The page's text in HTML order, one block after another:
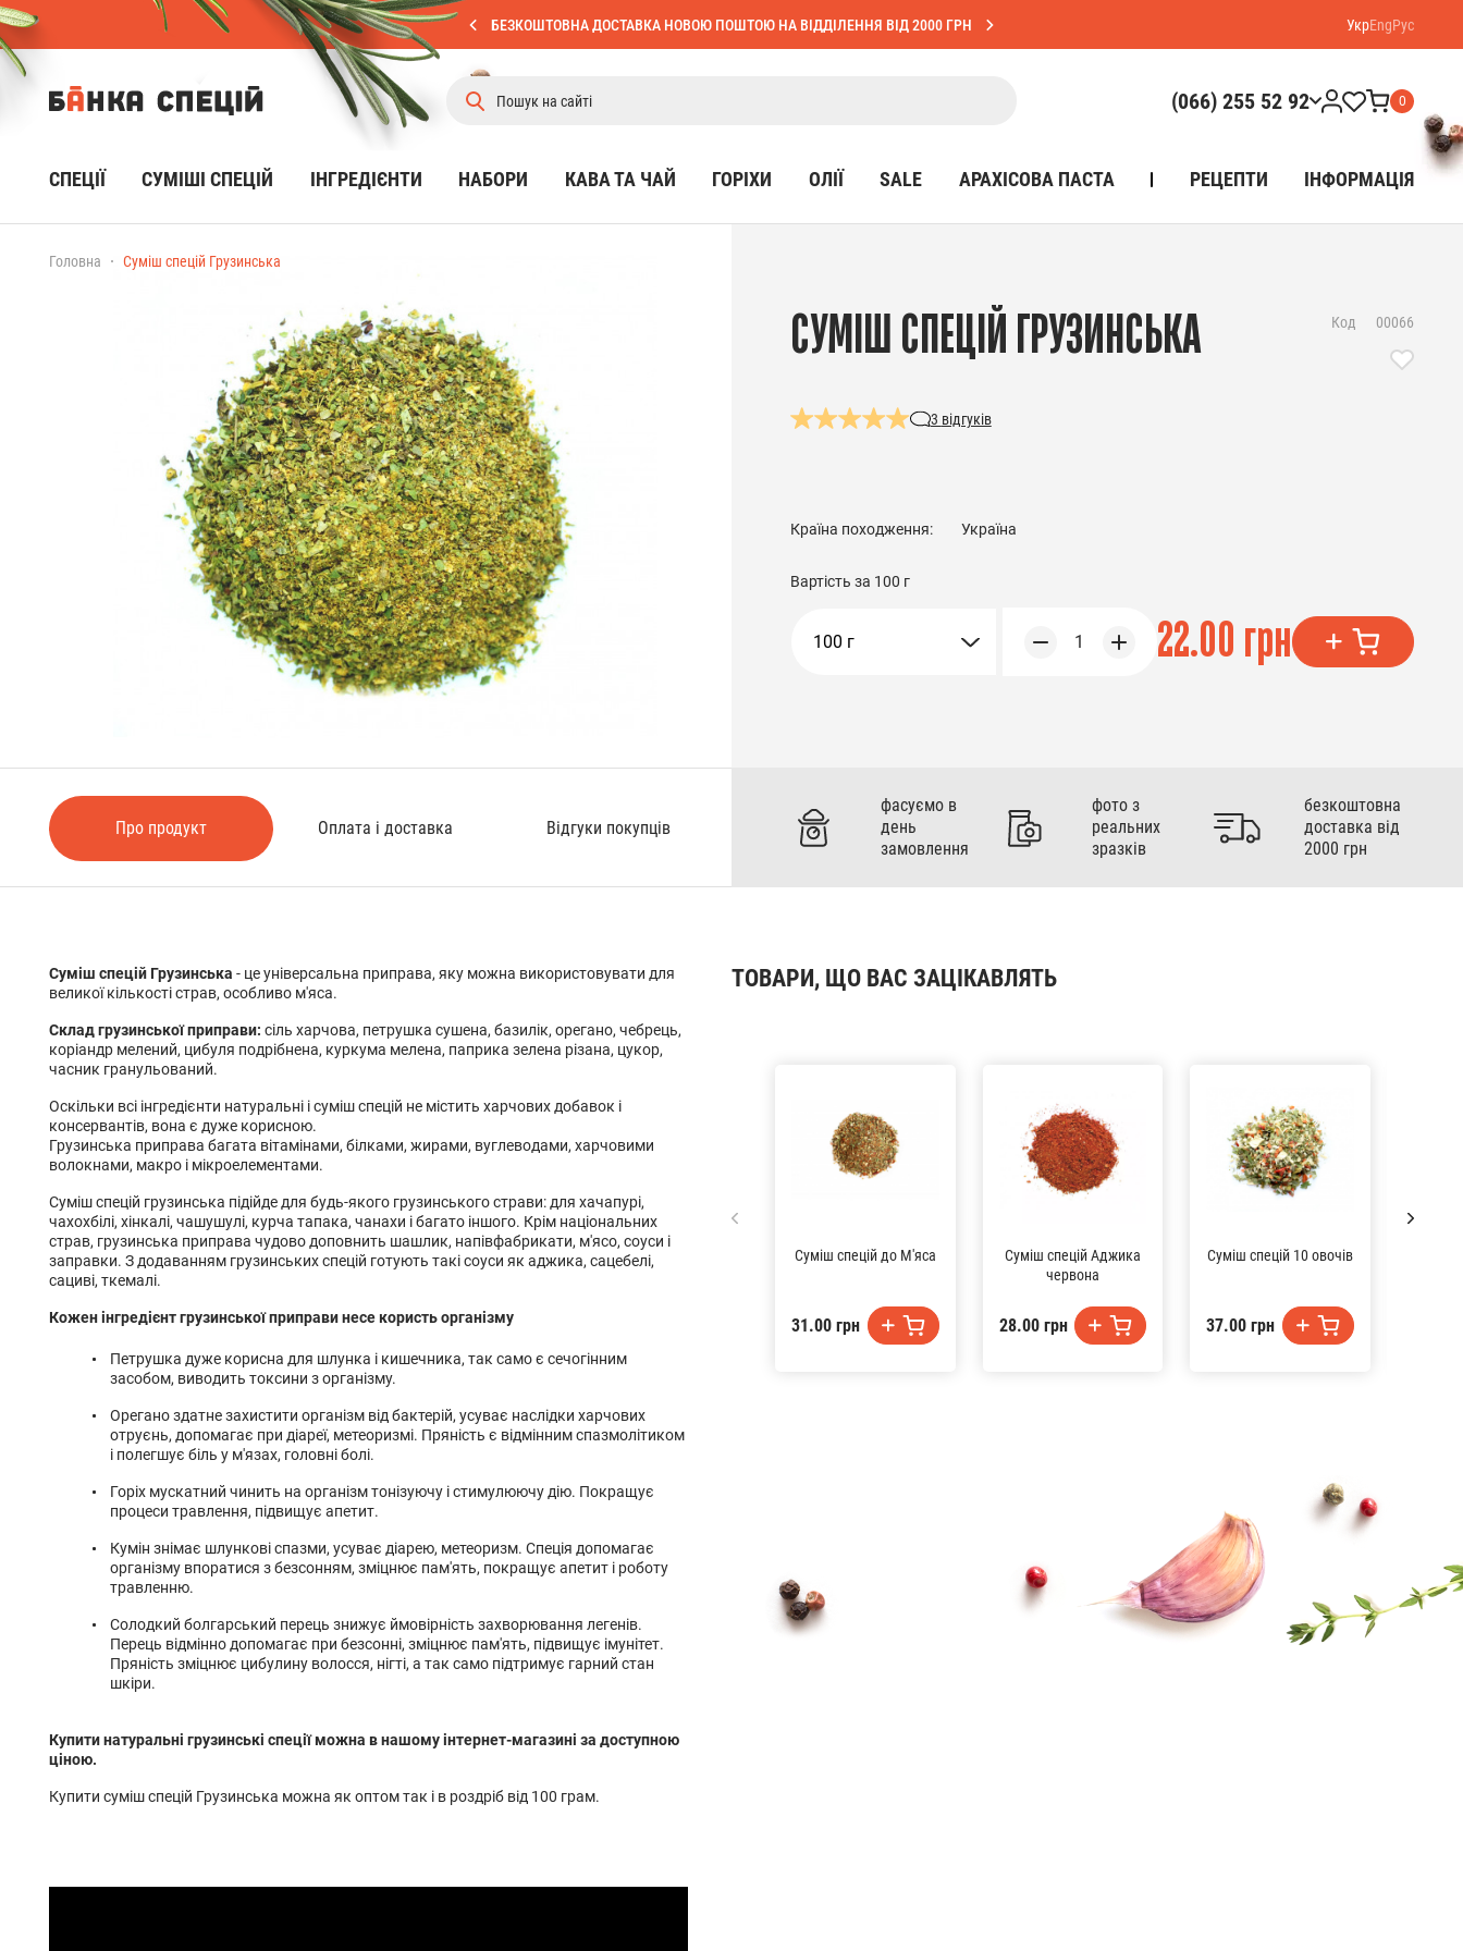
БЕЗКОШТОВНА ДОСТАВКА НОВОЮ ПОШТОЮ НА ВІДДІЛЕННЯ ВІД 2000 ГРН УкрEngРус
(066) 255 52 92 0
СПЕЦІЇ CУМІШІ СПЕЦІЙ ІНГРЕДІЄНТИ НАБОРИ КАВА ТА ЧАЙ ГОРІХИ ОЛІЇ SALE АРАХІСОВА ПАСТА РЕЦЕПТИ ІНФОРМАЦІЯ
Головна Суміш спецій Грузинська
СУМІШ СПЕЦІЙ ГРУЗИНСЬКА
3 відгуків
Код 00066
Країна походження: Україна
Вартість за 100 г
100 г 1 22.00 грн
Про продукт Оплата і доставка Відгуки покупців
фасуємо в
день
замовлення
фото з
реальних
зразків
безкоштовна
доставка від
2000 грн
Суміш спецій Грузинська - це універсальна приправа, яку можна використовувати для
великої кількості страв, особливо м'яса.
Склад грузинської приправи: сіль харчова, петрушка сушена, базилік, орегано, чебрець,
коріандр мелений, цибуля подрібнена, куркума мелена, паприка зелена різана, цукор,
часник гранульований.
Оскільки всі інгредієнти натуральні і суміш спецій не містить харчових добавок і
консервантів, вона є дуже корисною.
Грузинська приправа багата вітамінами, білками, жирами, вуглеводами, харчовими
волокнами, макро і мікроелементами.
Суміш спецій грузинська підійде для будь-якого грузинського страви: для хачапурі,
чахохбілі, хінкалі, чашушулі, курча тапака, чанахи і багато іншого. Крім національних
страв, грузинська приправа чудово доповнить шашлик, напівфабрикати, м'ясо, соуси і
заправки. З додаванням грузинських спецій готують такі соуси як аджика, сацебелі,
сациві, ткемалі.
Кожен інгредієнт грузинської приправи несе користь організму
Петрушка дуже корисна для шлунка і кишечника, так само є сечогінним
засобом, виводить токсини з організму.
Орегано здатне захистити організм від бактерій, усуває наслідки харчових
отруєнь, допомагає при діареї, метеоризмі. Пряність є відмінним спазмолітиком
і полегшує біль у м'язах, головні болі.
Горіх мускатний чинить на організм тонізуючу і стимулюючу дію. Покращує
процеси травлення, підвищує апетит.
Кумін знімає шлункові спазми, усуває діарею, метеоризм. Спеція допомагає
організму впоратися з безсонням, зміцнює пам'ять, покращує апетит і роботу
травленню.
Солодкий болгарський перець знижує ймовірність захворювання легенів.
Перець відмінно допомагає при безсонні, зміцнює пам'ять, підвищує імунітет.
Пряність зміцнює цибулину волосся, нігті, а так само підтримує гарний стан
шкіри.
Купити натуральні грузинські спеції можна в нашому інтернет-магазині за доступною
ціною.
Купити суміш спецій Грузинська можна як оптом так і в роздріб від 100 грам.
ТОВАРИ, ЩО ВАС ЗАЦІКАВЛЯТЬ
Суміш спецій до М'яса
31.00 грн
Суміш спецій Аджика
червона
28.00 грн
Суміш спецій 10 овочів
37.00 грн